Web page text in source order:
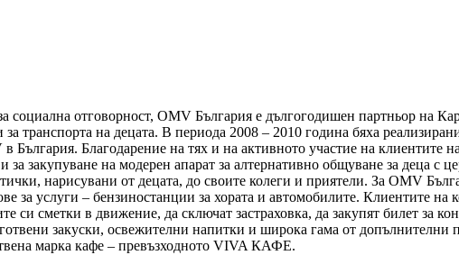
социална отговорност, ОМV България е дългогодишен партньор на
за транспорта на децата. В периода 2008 – 2010 година бяха
Благодарение на тях и на активното участие на клиентите
закупуване на модерен апарат за алтернативно общуване за деца с
нарисувани от децата, до своите колеги и приятели. За ОМV
за услуги – бензиностанции за хората и автомобилите. Клиентите на
си сметки в движение, да сключат застраховка, да закупят билет
закуски, освежителни напитки и широка гама от
марка кафе – превъзходното VIVA КАФЕ.